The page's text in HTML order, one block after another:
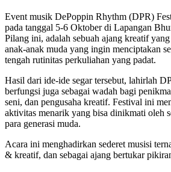
Event musik DePoppin Rhythm (DPR)
pada tanggal 5-6 Oktober di Lapangan
Pilang ini, adalah sebuah ajang kreatif
anak-anak muda yang ingin menciptakan
tengah rutinitas perkuliahan yang padat.
Hasil dari ide-ide segar tersebut, lahirlah
berfungsi juga sebagai wadah bagi
seni, dan pengusaha kreatif. Festival ini
aktivitas menarik yang bisa dinikmati oleh
para generasi muda.
Acara ini menghadirkan sederet musisi
& kreatif, dan sebagai ajang bertukar